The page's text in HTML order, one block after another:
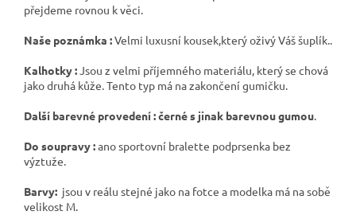
přejdeme rovnou k věci.
Naše poznámka :Velmi luxusní kousek,který oživý Váš šuplík..
Kalhotky :Jsou z velmi příjemného materiálu, který se chová
jako druhá kůže. Tento typ má na zakončení gumičku.
Další barevné provedení : černé s jinak barevnou gumou.
Do soupravy :ano sportovní bralette podprsenka bez
výztuže.
Barvy: jsou v reálu stejné jako na fotce a modelka má na sobě
velikost M.